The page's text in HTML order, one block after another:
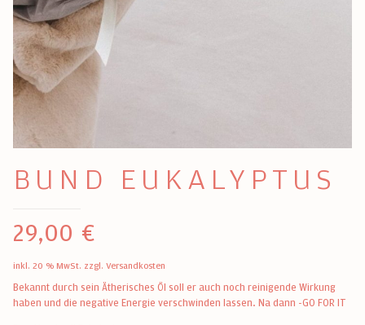
BUND EUKALYPTUS
29,00 €
inkl. 20 % MwSt. zzgl. Versandkosten
Bekannt durch sein Ätherisches Öl soll er auch noch reinigende Wirkung
haben und die negative Energie verschwinden lassen. Na dann -GO FOR IT